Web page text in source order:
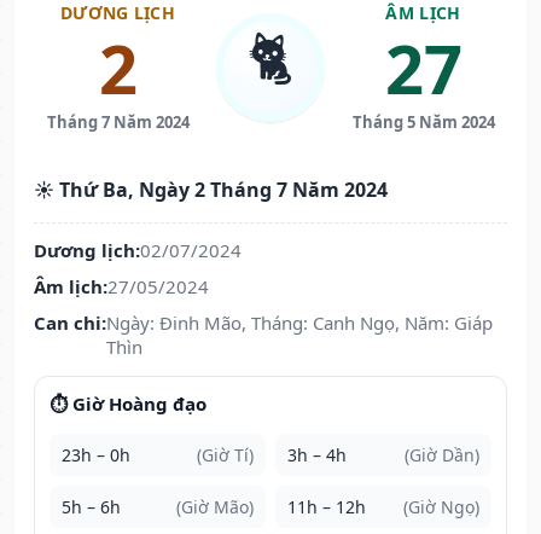
DƯƠNG LỊCH
2
Tháng 7 Năm 2024
🐈
ÂM LỊCH
27
Tháng 5 Năm 2024
☀️ Thứ Ba, Ngày 2 Tháng 7 Năm 2024
Dương lịch:02/07/2024
Âm lịch:27/05/2024
Can chi:Ngày: Đinh Mão, Tháng: Canh Ngọ, Năm: Giáp
Thìn
⏱️ Giờ Hoàng đạo
23h – 0h (Giờ Tí) 3h – 4h (Giờ Dần)
5h – 6h (Giờ Mão) 11h – 12h (Giờ Ngọ)